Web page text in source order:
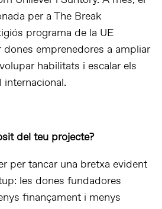
per a The Break
programa de la UE
emprenedores a ampliar
habilitats i escalar els
internacional.
del teu projecte?
per tancar una bretxa evident
les dones fundadores
finançament i menys